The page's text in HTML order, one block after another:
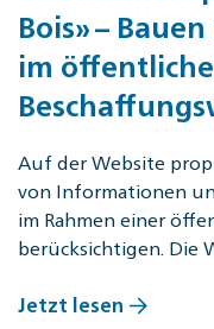
Bois» –
im
Auf der Website
von Informationen
im Rahmen einer
berücksichtigen. Die
Jetzt lesen